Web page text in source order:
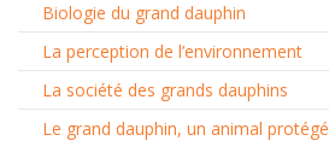
Biologie du grand dauphin
La perception de l’environnement
La société des grands dauphins
Le grand dauphin, un animal protégé